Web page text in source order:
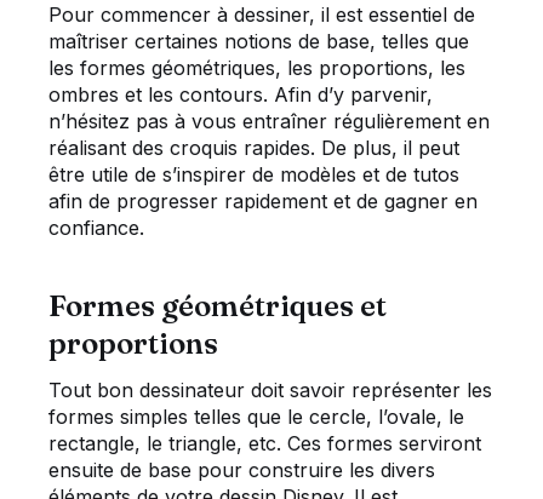
Pour commencer à dessiner, il est essentiel de
maîtriser certaines notions de base, telles que
les formes géométriques, les proportions, les
ombres et les contours. Afin d’y parvenir,
n’hésitez pas à vous entraîner régulièrement en
réalisant des croquis rapides. De plus, il peut
être utile de s’inspirer de modèles et de tutos
afin de progresser rapidement et de gagner en
confiance.
Formes géométriques et
proportions
Tout bon dessinateur doit savoir représenter les
formes simples telles que le cercle, l’ovale, le
rectangle, le triangle, etc. Ces formes serviront
ensuite de base pour construire les divers